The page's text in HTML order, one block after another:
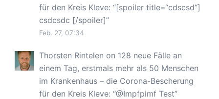
für den Kreis Kleve: “[spoiler title=“cdscsd“]
csdcsdc [/spoiler]”
Feb. 27, 07:34
Thorsten Rintelen on 128 neue Fälle an
einem Tag, erstmals mehr als 50 Menschen
im Krankenhaus – die Corona-Bescherung
für den Kreis Kleve: “@Impfpimf Test”